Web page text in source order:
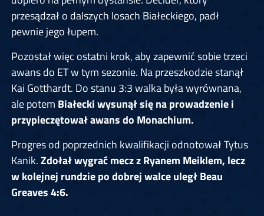
przesądzał o dalszych losach Białeckiego, padł
pewnie jego łupem.
Pozostał więc ostatni krok, aby zapewnić sobie trzeci
awans do ET w tym sezonie. Na przeszkodzie stanął
Kai Gotthardt. Do stanu 3:3 walka była wyrównana,
ale potem Białecki wysunął się na prowadzenie i
przypieczętował awans do Monachium.
Progres od poprzednich kwalifikacji odnotował Tytus
Kanik.Zdołał wygrać mecz z Ryanem Meiklem, lecz
w kolejnej rundzie po dobrej walce uległ Beau
Greaves 4:6.